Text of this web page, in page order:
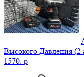
Высокого Давления (2
1570. p